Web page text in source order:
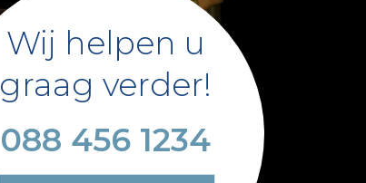
Wij helpen u
graag verder!
088 456 1234